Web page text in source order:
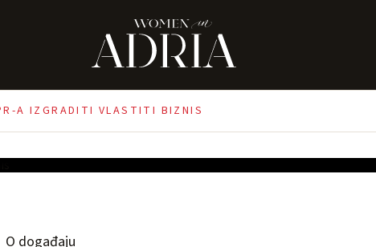
A IZGRADITI VLASTITI BIZNIS
O događaju